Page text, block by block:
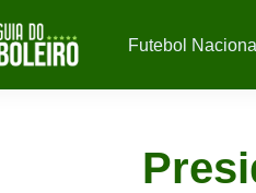
Futebol